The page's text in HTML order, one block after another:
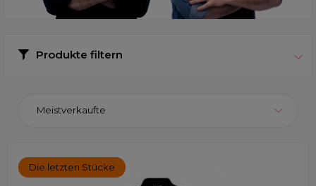
Produkte filtern
Meistverkaufte
Die letzten Stücke